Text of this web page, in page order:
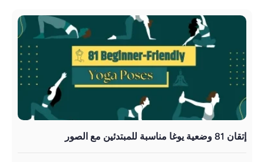
إتقان 81 وضعية يوغا مناسبة للمبتدئين مع الصور